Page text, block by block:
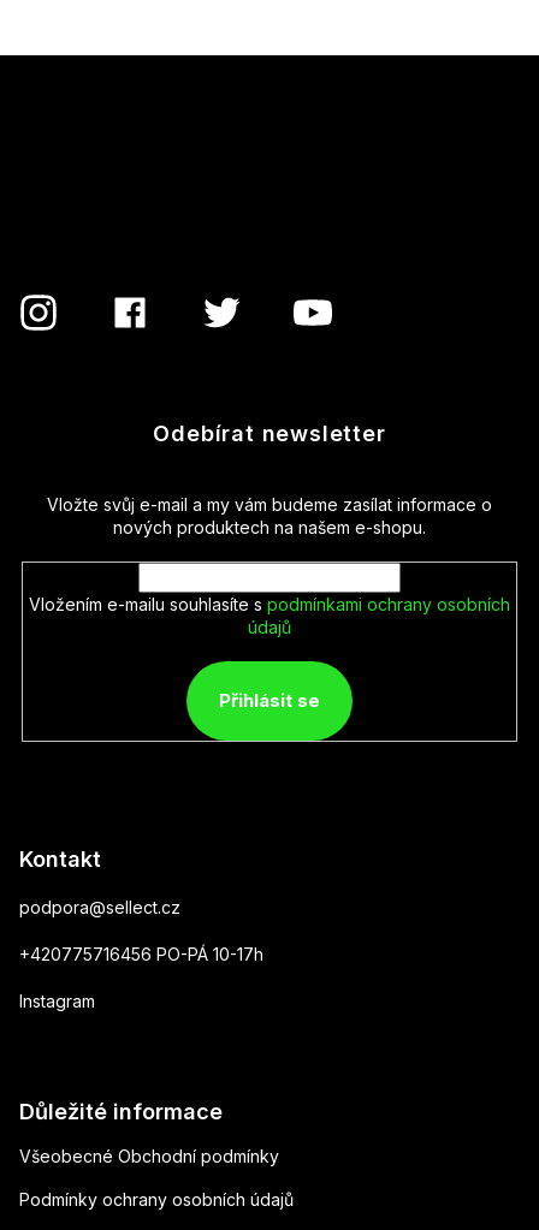
Odebírat newsletter
Vložte svůj e-mail a my vám budeme zasílat informace o
nových produktech na našem e-shopu.
Vložením e-mailu souhlasíte s podmínkami ochrany osobních
údajů
Přihlásit se
Kontakt
podpora@sellect.cz
+420775716456 PO-PÁ 10-17h
Instagram
Důležité informace
Všeobecné Obchodní podmínky
Podmínky ochrany osobních údajů